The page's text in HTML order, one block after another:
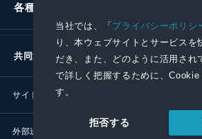
当社では、「プライバシーポリシ
り、本ウェブサイトとサービスを
だき、また、どのように活用され
で詳しく把握するために、Cookie
す。
拒否する
各種お問い合わせ
共同通信社グループ
サイトポリシー
外部送信ポリシー プレス